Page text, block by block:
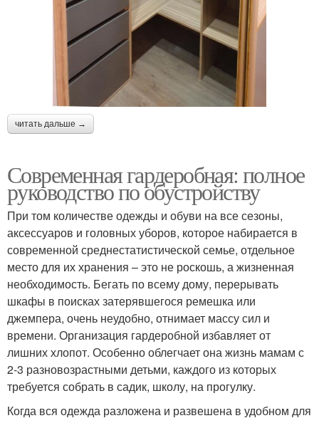
читать дальше →
Современная гардеробная: полное
руководство по обустройству
При том количестве одежды и обуви на все сезоны,
аксессуаров и головных уборов, которое набирается в
современной среднестатистической семье, отдельное
место для их хранения – это не роскошь, а жизненная
необходимость. Бегать по всему дому, перерывать
шкафы в поисках затерявшегося ремешка или
джемпера, очень неудобно, отнимает массу сил и
времени. Организация гардеробной избавляет от
лишних хлопот. Особенно облегчает она жизнь мамам с
2-3 разновозрастными детьми, каждого из которых
требуется собрать в садик, школу, на прогулку.
Когда вся одежда разложена и развешена в удобном для